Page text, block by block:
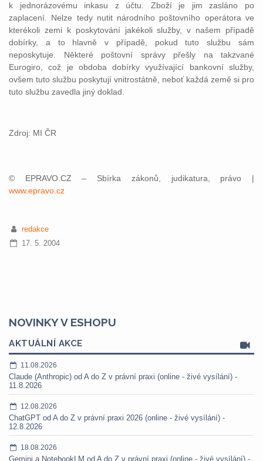
k jednorázovému inkasu z účtu. Zboží je jim zasláno po
zaplacení. Nelze tedy nutit národního poštovního operátora ve
kterékoli zemi k poskytování jakékoli služby, v našem případě
dobírky, a to hlavně v případě, pokud tuto službu sám
neposkytuje. Některé poštovní správy přešly na takzvané
Eurogiro, což je obdoba dobírky využívající bankovní služby,
ovšem tuto službu poskytují vnitrostátně, neboť každá země si pro
tuto službu zavedla jiný doklad.
Zdroj: MI ČR
© EPRAVO.CZ – Sbírka zákonů, judikatura, právo |
www.epravo.cz
redakce
17. 5. 2004
NOVINKY V ESHOPU
AKTUÁLNÍ AKCE
11.08.2026
Claude (Anthropic) od A do Z v právní praxi (online - živé vysílání) -
11.8.2026
12.08.2026
ChatGPT od A do Z v právní praxi 2026 (online - živé vysílání) -
12.8.2026
18.08.2026
Gemini a NotebookLM od A do Z v právní praxi (online - živé vysílání) -